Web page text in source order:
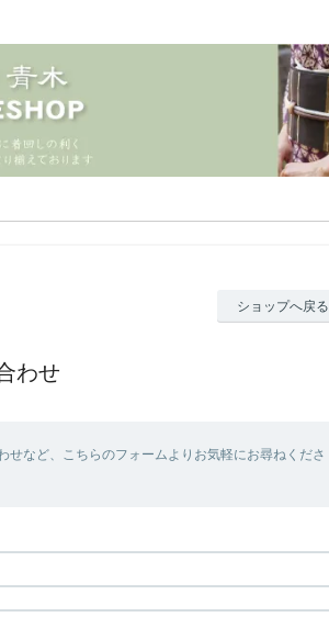
ショップへ戻る
わせ
など、こちらのフォームよりお気軽にお尋ねくださ